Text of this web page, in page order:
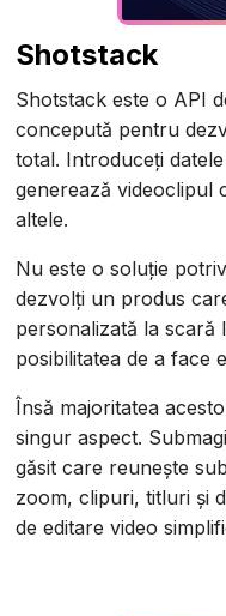
Shotstack
Shotstack este o API
concepută pentru
total. Introduceți
generează videoclipul
altele.
Nu este o soluție
dezvolți un produs
personalizată la scară
posibilitatea de a face
Însă majoritatea
singur aspect.
găsit care reunește
zoom, clipuri, titluri și
de editare video